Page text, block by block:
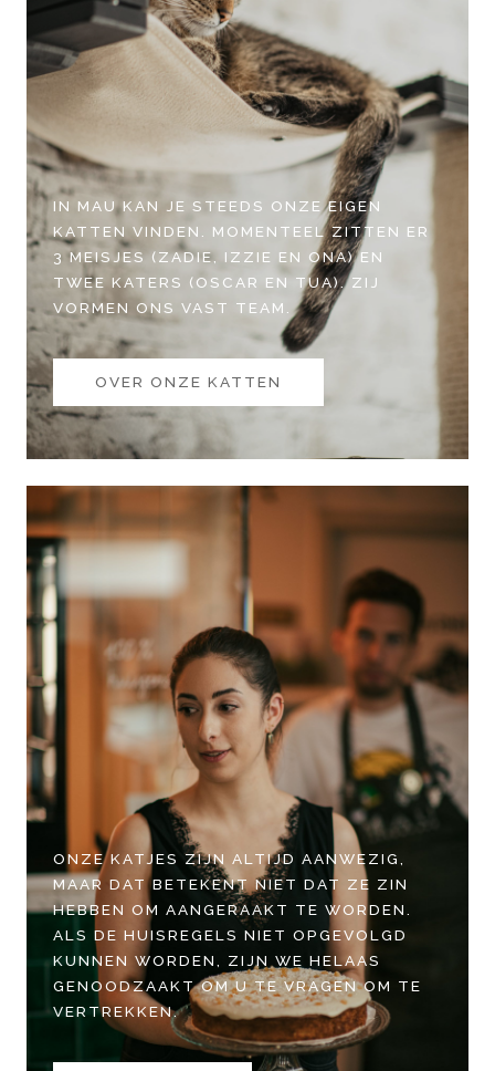
IN MAU KAN JE STEEDS ONZE EIGEN
KATTEN VINDEN. MOMENTEEL ZITTEN ER
3 MEISJES (ZADIE, IZZIE EN ONA) EN
TWEE KATERS (OSCAR EN TUA). ZIJ
VORMEN ONS VAST TEAM.
OVER ONZE KATTEN
ONZE KATJES ZIJN ALTIJD AANWEZIG,
MAAR DAT BETEKENT NIET DAT ZE ZIN
HEBBEN OM AANGERAAKT TE WORDEN.
ALS DE HUISREGELS NIET OPGEVOLGD
KUNNEN WORDEN, ZIJN WE HELAAS
GENOODZAAKT OM U TE VRAGEN OM TE
VERTREKKEN.